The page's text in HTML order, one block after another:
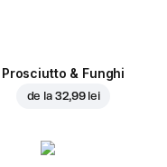
Prosciutto & Funghi
de la 32,99 lei